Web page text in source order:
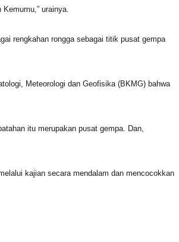
urainya.
rengkahan rongga sebagai titik pusat gempa
Meteorologi dan Geofisika (BKMG) bahwa
itu merupakan pusat gempa. Dan,
kajian secara mendalam dan mencocokkan